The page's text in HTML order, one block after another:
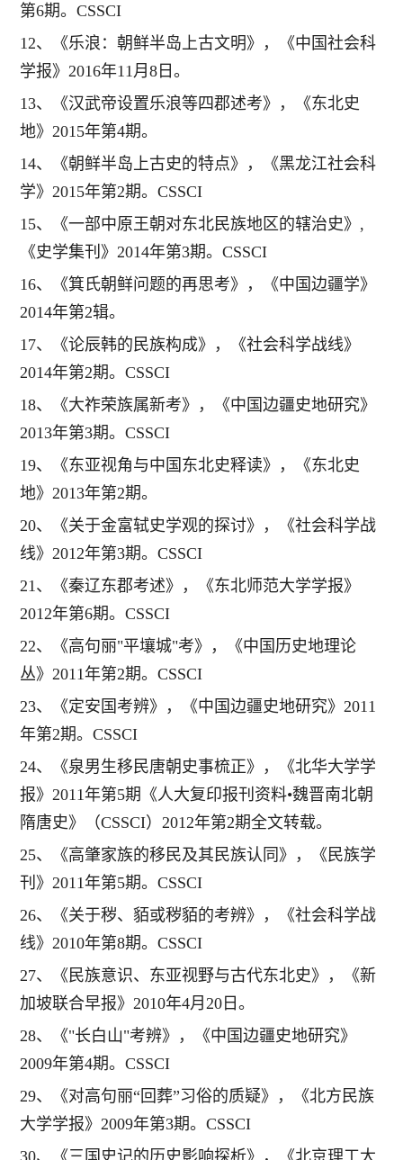
第6期。CSSCI
12、《乐浪：朝鲜半岛上古文明》，《中国社会科
学报》2016年11月8日。
13、《汉武帝设置乐浪等四郡述考》，《东北史
地》2015年第4期。
14、《朝鲜半岛上古史的特点》，《黑龙江社会科
学》2015年第2期。CSSCI
15、《一部中原王朝对东北民族地区的辖治史》,
《史学集刊》2014年第3期。CSSCI
16、《箕氏朝鲜问题的再思考》，《中国边疆学》
2014年第2辑。
17、《论辰韩的民族构成》，《社会科学战线》
2014年第2期。CSSCI
18、《大祚荣族属新考》，《中国边疆史地研究》
2013年第3期。CSSCI
19、《东亚视角与中国东北史释读》，《东北史
地》2013年第2期。
20、《关于金富轼史学观的探讨》，《社会科学战
线》2012年第3期。CSSCI
21、《秦辽东郡考述》，《东北师范大学学报》
2012年第6期。CSSCI
22、《高句丽"平壤城"考》，《中国历史地理论
丛》2011年第2期。CSSCI
23、《定安国考辨》，《中国边疆史地研究》2011
年第2期。CSSCI
24、《泉男生移民唐朝史事梳正》，《北华大学学
报》2011年第5期《人大复印报刊资料•魏晋南北朝
隋唐史》（CSSCI）2012年第2期全文转载。
25、《高肇家族的移民及其民族认同》，《民族学
刊》2011年第5期。CSSCI
26、《关于秽、貊或秽貊的考辨》，《社会科学战
线》2010年第8期。CSSCI
27、《民族意识、东亚视野与古代东北史》，《新
加坡联合早报》2010年4月20日。
28、《"长白山"考辨》，《中国边疆史地研究》
2009年第4期。CSSCI
29、《对高句丽“回葬”习俗的质疑》，《北方民族
大学学报》2009年第3期。CSSCI
30、《三国史记的历史影响探析》，《北京理工大